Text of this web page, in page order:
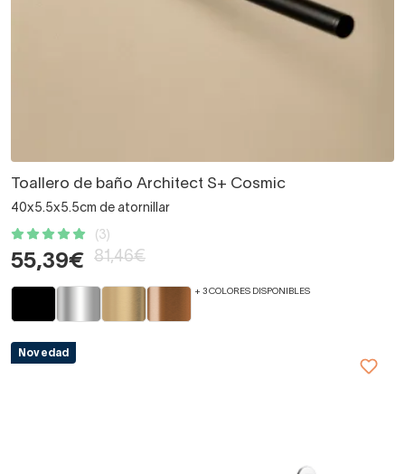
Toallero de baño Architect S+ Cosmic
40x5.5x5.5cm de atornillar
(3)
55,39€ 81,46€
+ 3 COLORES DISPONIBLES
Novedad